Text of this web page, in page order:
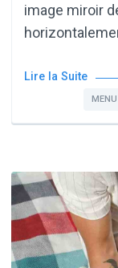
image miroir
Lire la Suite
MENU